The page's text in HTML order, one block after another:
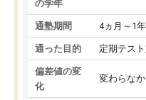
の学年
通塾期間 4ヵ月～1
通った目的 定期テス
偏差値の変
化
変わらな